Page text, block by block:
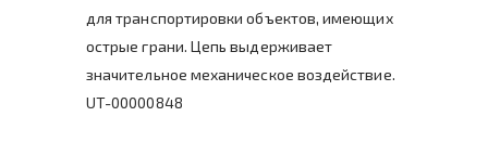
для транспортировки объектов, имеющих
острые грани. Цепь выдерживает
значительное механическое воздействие.
UT-00000848